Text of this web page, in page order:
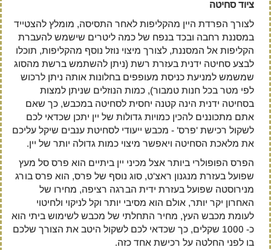
ציוד סחיטה
לצורך הפרדת היין מהקליפות לאחר התסיסה, מומלץ להצטייד
במסננת רחבה ובכד בנפח של כמה ליטרים שישמש להעברת
הקליפות אל המסננת, לצורך מיצוי נוזל נוסף מהקליפות, תוכלו
לבצע סחיטה ידנית בעזרת רשת (ניתן להשתמש ברשת מהסוג
שמשמש למניעת כניסת מעופפים בחלונות אותה ניתן לרכוש
לפי מטר בכל חנות טמבור), כמות הנוזלים שניתן למצות
בסחיטה ידנית הינה קטנה יחסית לסחיטה במכבש, כך שאם
אתם מתכוננים להכין כמויות גדולות של יין יתכן שכדאי לכם
לשקול רכישת 'פרס' - מכבש ייעודי לסחיטת ענבים שיקל עליכם
את מלאכת הסחיטה ויאפשר מיצוי כמות גדולה יותר של יין.
הפרס הפופולרי ביותר אצל מכיני יין ביתיים הוא פרס סל מעץ
שפועל בעזרת מנגנון ראצ'ט, סוג נוסף של פרס, הוא פרס בורג
מנירוסטה שפועל בעזרת ידית הברגה רציפה, מחירו של
האחרון יקר יותר, אולם הוא מסיבי יותר וקל לניקוי ולחיטוי
לעומת מכבש העץ, מחיר התחלתי של מכבש לשימוש ביתי הוא
כ- 1000 שקלים, כך שכדאי לכם לשקול היטב את הצורך שלכם
בו לפני החלטה על רכישת אחד כזה.